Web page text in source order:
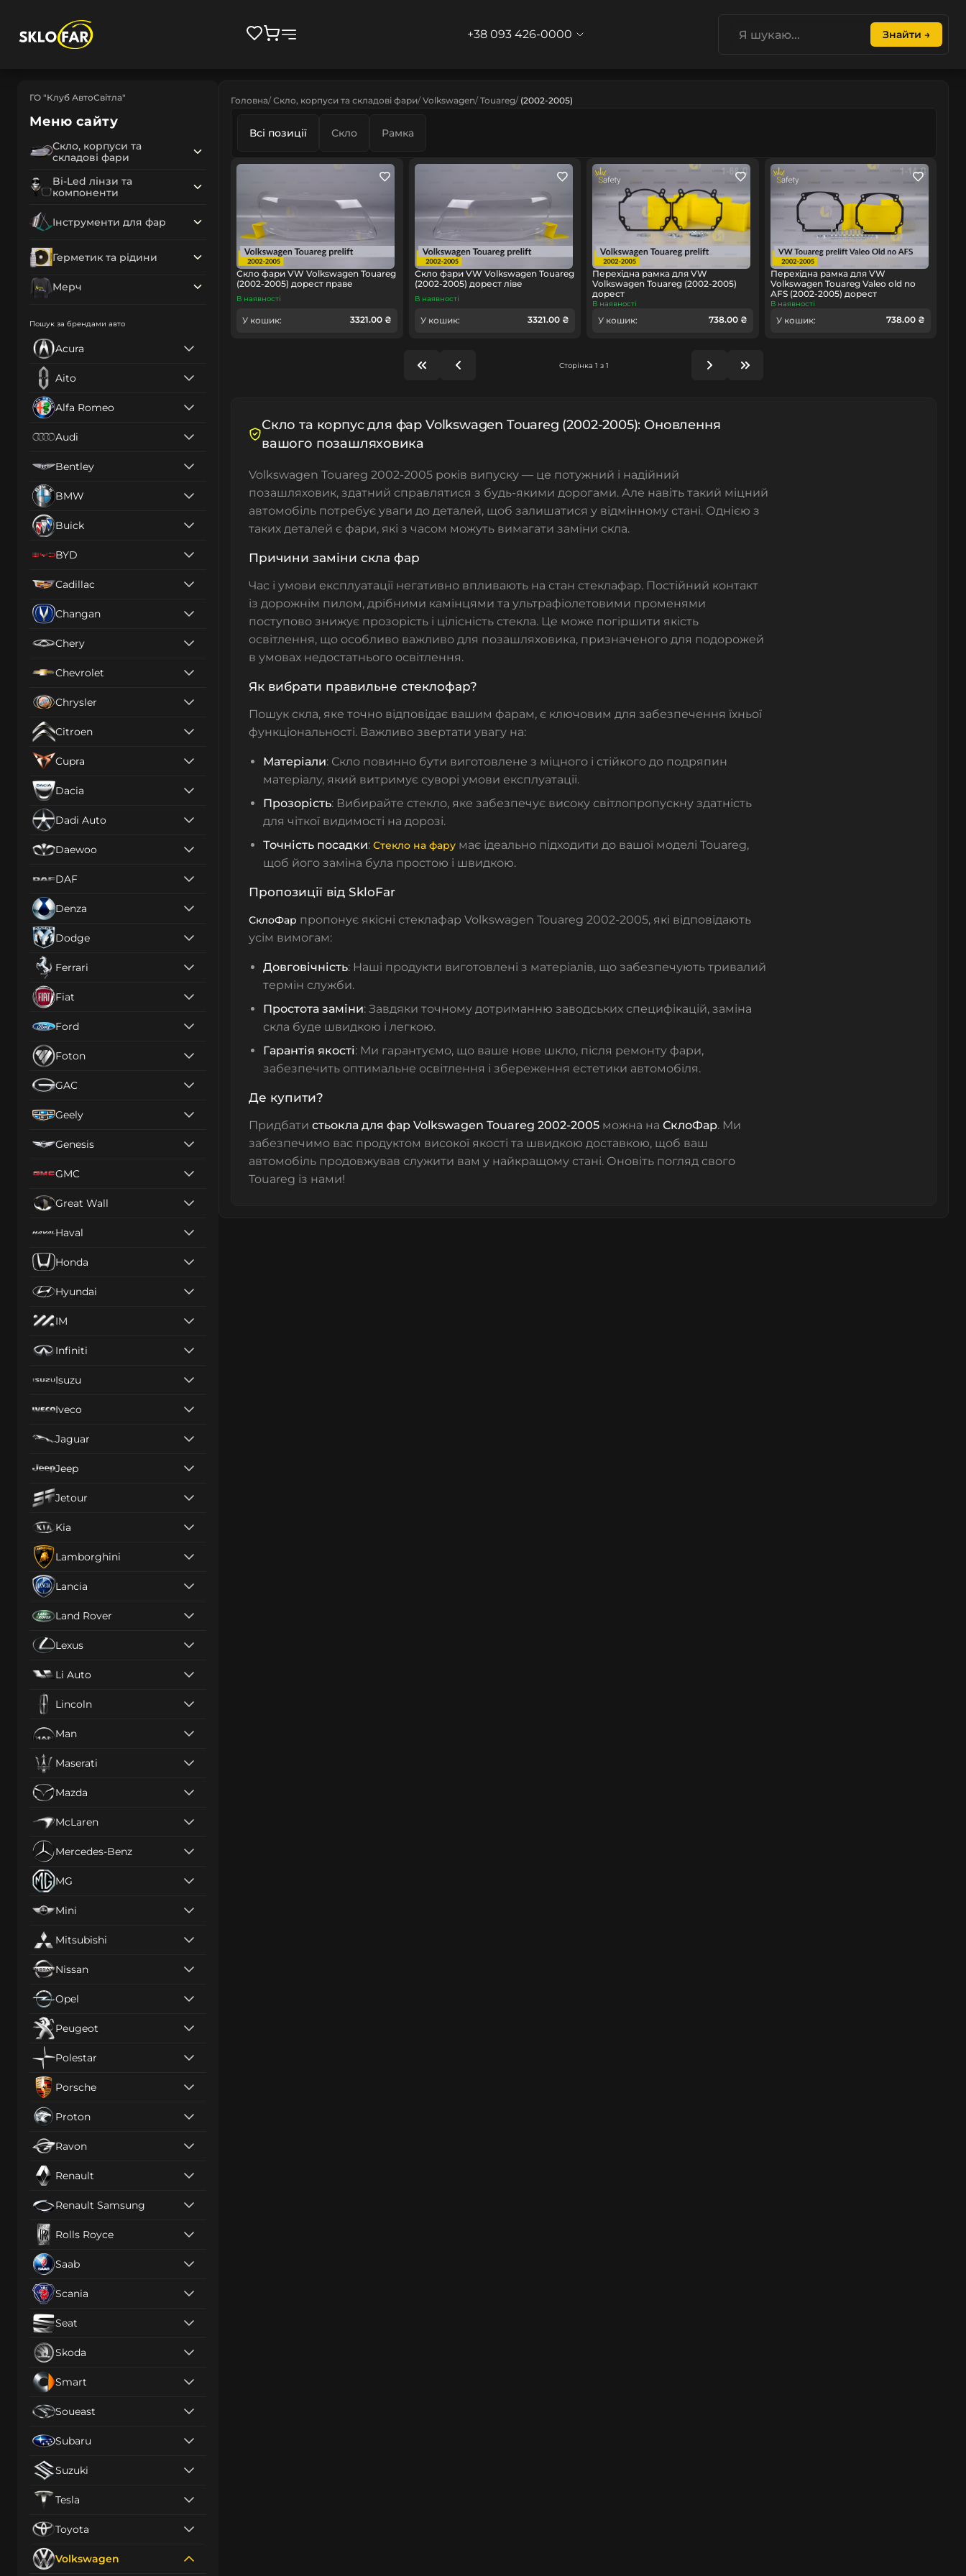
+38 093 426-0000 Знайти →
ГО "Клуб АвтоСвітла"
Меню сайту
Скло, корпуси та
складові фари
Bi-Led лінзи та
компоненти
Інструменти для фар
Герметик та рідини
Мерч
Пошук за брендами авто
Acura
Aito
Alfa Romeo
Audi
Bentley
BMW
Buick
BYD
Cadillac
Changan
Chery
Chevrolet
Chrysler
Citroen
Cupra
Dacia
Dadi Auto
Daewoo
DAF
Denza
Dodge
Ferrari
Fiat
Ford
Foton
GAC
Geely
Genesis
GMC
Great Wall
Haval
Honda
Hyundai
IM
Infiniti
Isuzu
Iveco
Jaguar
Jeep
Jetour
Kia
Lamborghini
Lancia
Land Rover
Lexus
Li Auto
Lincoln
Man
Maserati
Mazda
McLaren
Mercedes-Benz
MG
Mini
Mitsubishi
Nissan
Opel
Peugeot
Polestar
Porsche
Proton
Ravon
Renault
Renault Samsung
Rolls Royce
Saab
Scania
Seat
Skoda
Smart
Soueast
Subaru
Suzuki
Tesla
Toyota
Volkswagen
Головна Скло, корпуси та складові фари Volkswagen Touareg (2002-2005)
Всі позиції Скло Рамка
Скло фари VW Volkswagen Touareg
(2002-2005) дорест праве
В наявності
У кошик: 3321.00 ₴
Скло фари VW Volkswagen Touareg
(2002-2005) дорест ліве
В наявності
У кошик: 3321.00 ₴
Перехідна рамка для VW
Volkswagen Touareg (2002-2005)
дорест
В наявності
У кошик: 738.00 ₴
Перехідна рамка для VW
Volkswagen Touareg Valeo old no
AFS (2002-2005) дорест
В наявності
У кошик: 738.00 ₴
Сторінка 1 з 1
Скло та корпус для фар Volkswagen Touareg (2002-2005): Оновлення
вашого позашляховика
Volkswagen Touareg 2002-2005 років випуску — це потужний і надійний
позашляховик, здатний справлятися з будь-якими дорогами. Але навіть такий міцний
автомобіль потребує уваги до деталей, щоб залишатися у відмінному стані. Однією з
таких деталей є фари, які з часом можуть вимагати заміни скла.
Причини заміни скла фар
Час і умови експлуатації негативно впливають на стан стеклафар. Постійний контакт
із дорожнім пилом, дрібними камінцями та ультрафіолетовими променями
поступово знижує прозорість і цілісність стекла. Це може погіршити якість
освітлення, що особливо важливо для позашляховика, призначеного для подорожей
в умовах недостатнього освітлення.
Як вибрати правильне стеклофар?
Пошук скла, яке точно відповідає вашим фарам, є ключовим для забезпечення їхньої
функціональності. Важливо звертати увагу на:
Матеріали: Скло повинно бути виготовлене з міцного і стійкого до подряпин
матеріалу, який витримує суворі умови експлуатації.
Прозорість: Вибирайте стекло, яке забезпечує високу світлопропускну здатність
для чіткої видимості на дорозі.
Точність посадки: Стекло на фару має ідеально підходити до вашої моделі Touareg,
щоб його заміна була простою і швидкою.
Пропозиції від SkloFar
СклоФар пропонує якісні стеклафар Volkswagen Touareg 2002-2005, які відповідають
усім вимогам:
Довговічність: Наші продукти виготовлені з матеріалів, що забезпечують тривалий
термін служби.
Простота заміни: Завдяки точному дотриманню заводських специфікацій, заміна
скла буде швидкою і легкою.
Гарантія якості: Ми гарантуємо, що ваше нове шкло, після ремонту фари,
забезпечить оптимальне освітлення і збереження естетики автомобіля.
Де купити?
Придбати стьокла для фар Volkswagen Touareg 2002-2005 можна на СклоФар. Ми
забезпечимо вас продуктом високої якості та швидкою доставкою, щоб ваш
автомобіль продовжував служити вам у найкращому стані. Оновіть погляд свого
Touareg із нами!